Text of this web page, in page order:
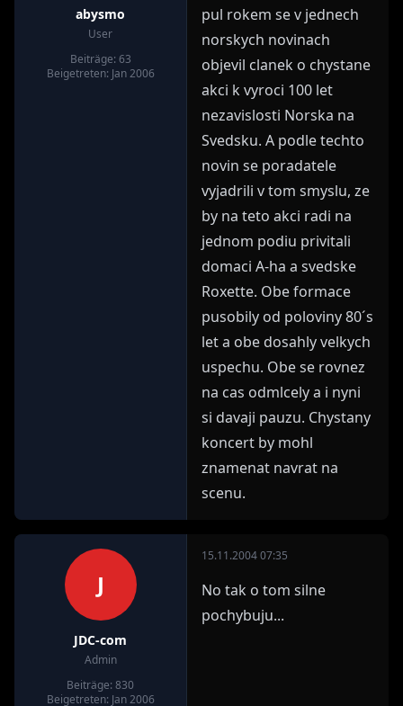
abysmo
User
Beiträge: 63
Beigetreten: Jan 2006
pul rokem se v jednech
norskych novinach
objevil clanek o chystane
akci k vyroci 100 let
nezavislosti Norska na
Svedsku. A podle techto
novin se poradatele
vyjadrili v tom smyslu, ze
by na teto akci radi na
jednom podiu privitali
domaci A-ha a svedske
Roxette. Obe formace
pusobily od poloviny 80´s
let a obe dosahly velkych
uspechu. Obe se rovnez
na cas odmlcely a i nyni
si davaji pauzu. Chystany
koncert by mohl
znamenat navrat na
scenu.
J
JDC-com
Admin
Beiträge: 830
Beigetreten: Jan 2006
15.11.2004 07:35
No tak o tom silne
pochybuju...